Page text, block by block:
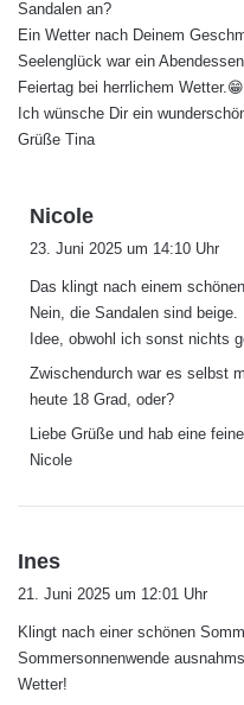
Sandalen an?
Ein Wetter nach Deinem
Seelenglück war ein
Feiertag bei herrlichem Wetter.😁
Ich wünsche Dir ein
Grüße Tina
Nicole
t
:
23. Juni 2025 um 14:10 Uhr
Das klingt nach einem
Nein, die Sandalen sind
Idee, obwohl ich sonst nichts
Zwischendurch war es selbst
heute 18 Grad, oder?
Liebe Grüße und hab eine
Nicole
Ines
t
:
21. Juni 2025 um 12:01 Uhr
Klingt nach einer schönen
Sommersonnenwende
Wetter!